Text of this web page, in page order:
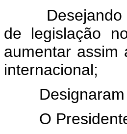
Desejando
de legislação
aumentar assim
internacional;
Designaram
O Presidente